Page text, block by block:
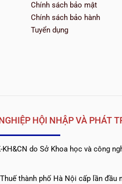
Chính sách bảo mật
Chính sách bảo hành
Tuyển dụng
HỘI NHẬP VÀ PHÁT
KH&CN do Sở Khoa học và công
thành phố Hà Nội cấp lần đầu